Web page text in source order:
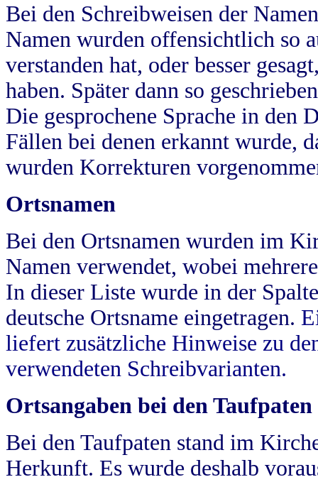
Bei den Schreibweisen der
Namen wurden offensichtlich so
verstanden hat, oder besser
haben. Später dann so
Die gesprochene Sprache in
Fällen bei denen erkannt wurde,
wurden Korrekturen
Ortsnamen
Bei den Ortsnamen wurden im
Namen verwendet, wobei
In dieser Liste wurde in der
deutsche Ortsname eingetragen.
liefert zusätzliche Hinweise zu
verwendeten Schreibvarianten.
Ortsangaben bei den Taufpaten
Bei den Taufpaten stand im
Herkunft. Es wurde deshalb